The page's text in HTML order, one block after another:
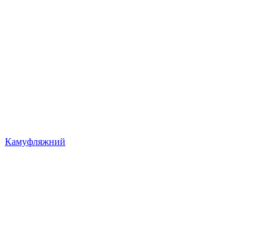
Камуфляжний